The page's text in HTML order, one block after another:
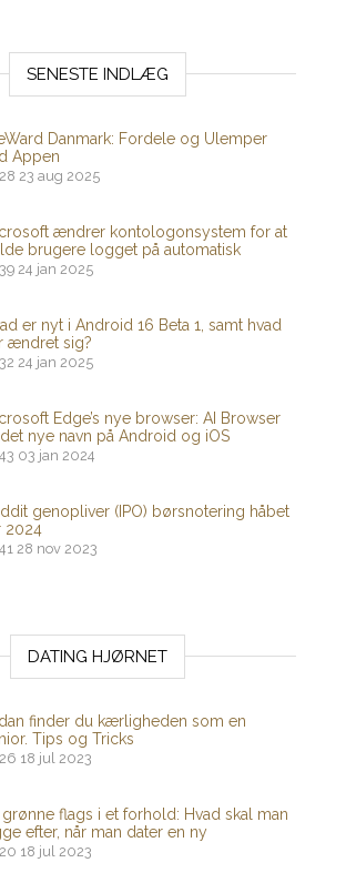
SENESTE INDLÆG
Danmark: Fordele og Ulemper
Appen
23 aug 2025
ændrer kontologonsystem for at
brugere logget på automatisk
24 jan 2025
er nyt i Android 16 Beta 1, samt hvad
ændret sig?
24 jan 2025
Edge’s nye browser: AI Browser
nye navn på Android og iOS
03 jan 2024
genopliver (IPO) børsnotering håbet
2024
28 nov 2023
DATING HJØRNET
finder du kærligheden som en
Tips og Tricks
18 jul 2023
grønne flags i et forhold: Hvad skal man
efter, når man dater en ny
18 jul 2023